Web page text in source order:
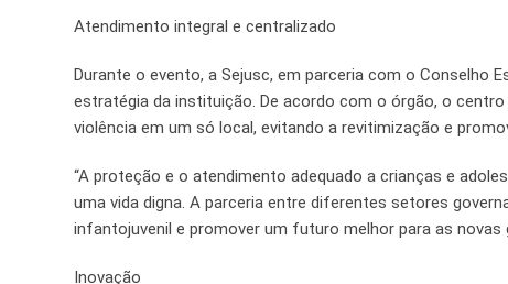
Atendimento integral e centralizado
Durante o evento, a Sejusc, em parceria com o Conselho
estratégia da instituição. De acordo com o órgão, o
violência em um só local, evitando a revitimização e
“A proteção e o atendimento adequado a crianças e
uma vida digna. A parceria entre diferentes setores
infantojuvenil e promover um futuro melhor para as novas
Inovação